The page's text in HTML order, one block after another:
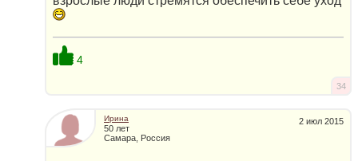
4
34
2 июл 2015
Ирина
50 лет
Самара, Россия